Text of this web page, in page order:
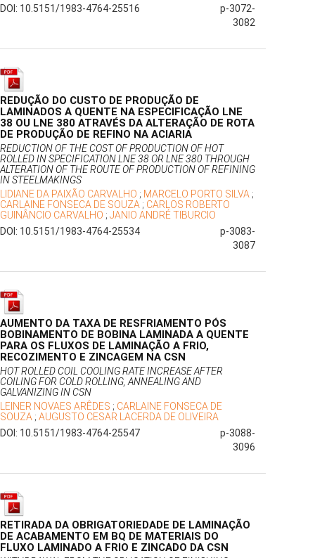
DOI: 10.5151/1983-4764-25516
p-3072-
3082
REDUÇÃO DO CUSTO DE PRODUÇÃO DE
LAMINADOS A QUENTE NA ESPECIFICAÇÃO LNE
38 OU LNE 380 ATRAVÉS DA ALTERAÇÃO DE ROTA
DE PRODUÇÃO DE REFINO NA ACIARIA
REDUCTION OF THE COST OF PRODUCTION OF HOT
ROLLED IN SPECIFICATION LNE 38 OR LNE 380 THROUGH
ALTERATION OF THE ROUTE OF PRODUCTION OF REFINING
IN STEELMAKINGS
LIDIANE DA PAIXÃO CARVALHO ; MARCELO PORTO SILVA ;
CARLAINE FONSECA DE SOUZA ; CARLOS ROBERTO
GUINÂNCIO CARVALHO ; JANIO ANDRÉ TIBURCIO
DOI: 10.5151/1983-4764-25534
p-3083-
3087
AUMENTO DA TAXA DE RESFRIAMENTO PÓS
BOBINAMENTO DE BOBINA LAMINADA A QUENTE
PARA OS FLUXOS DE LAMINAÇÃO A FRIO,
RECOZIMENTO E ZINCAGEM NA CSN
HOT ROLLED COIL COOLING RATE INCREASE AFTER
COILING FOR COLD ROLLING, ANNEALING AND
GALVANIZING IN CSN
LEINER NOVAES ARÊDES ; CARLAINE FONSECA DE
SOUZA ; AUGUSTO CESAR LACERDA DE OLIVEIRA
DOI: 10.5151/1983-4764-25547
p-3088-
3096
RETIRADA DA OBRIGATORIEDADE DE LAMINAÇÃO
DE ACABAMENTO EM BQ DE MATERIAIS DO
FLUXO LAMINADO A FRIO E ZINCADO DA CSN